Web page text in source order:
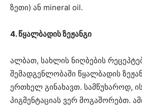
ზეთი) ან mineral oil.
4. წყალბადის ზეჟანგი
ალბათ, სახლის ნიღბების
შემადგენლობაში წყალბადის
ერთხელ გინახავთ. სამწუხაროდ,
პიგმენტაციას ვერ მოგაშორებთ.